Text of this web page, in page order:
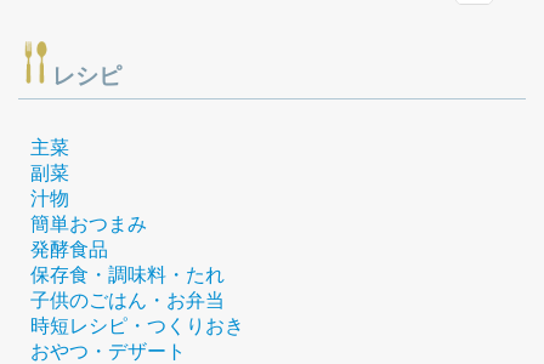
レシピ
主菜
副菜
汁物
簡単おつまみ
発酵食品
保存食・調味料・たれ
子供のごはん・お弁当
時短レシピ・つくりおき
おやつ・デザート